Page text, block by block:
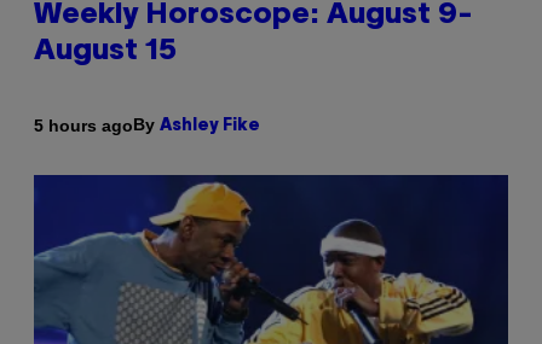
Weekly Horoscope: August 9-
August 15
5 hours agoBy Ashley Fike